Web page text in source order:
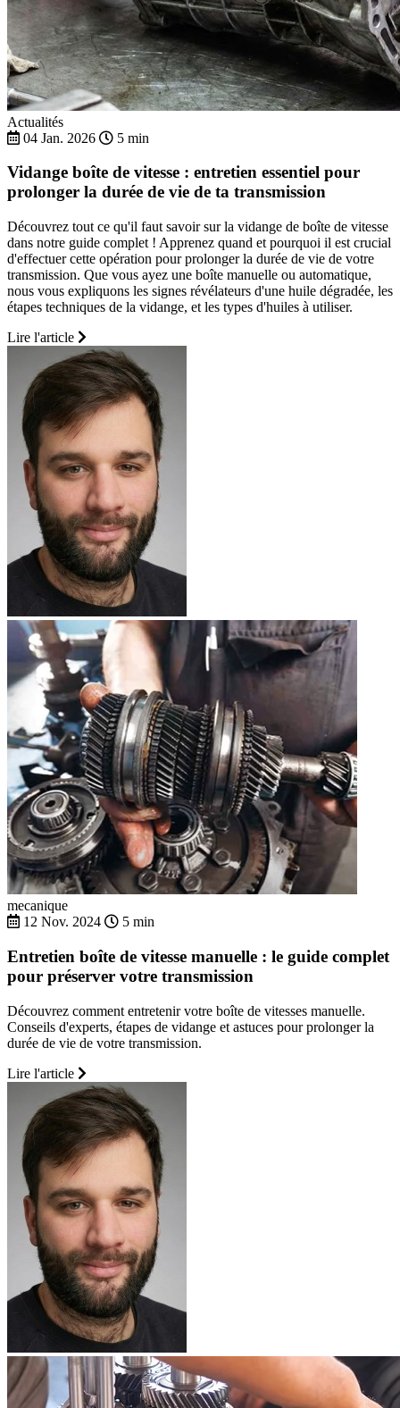
Actualités
04 Jan. 2026
5 min
Vidange boîte de vitesse : entretien essentiel pour
prolonger la durée de vie de ta transmission
Découvrez tout ce qu'il faut savoir sur la vidange de boîte de vitesse
dans notre guide complet ! Apprenez quand et pourquoi il est crucial
d'effectuer cette opération pour prolonger la durée de vie de votre
transmission. Que vous ayez une boîte manuelle ou automatique,
nous vous expliquons les signes révélateurs d'une huile dégradée, les
étapes techniques de la vidange, et les types d'huiles à utiliser.
Lire l'article
mecanique
12 Nov. 2024
5 min
Entretien boîte de vitesse manuelle : le guide complet
pour préserver votre transmission
Découvrez comment entretenir votre boîte de vitesses manuelle.
Conseils d'experts, étapes de vidange et astuces pour prolonger la
durée de vie de votre transmission.
Lire l'article